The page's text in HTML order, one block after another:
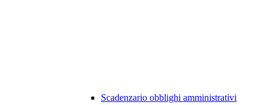
Scadenzario obblighi amministrativi